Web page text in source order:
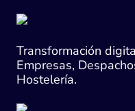
Transformación
Empresas,
Hostelería.